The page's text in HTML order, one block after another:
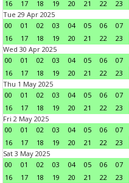
16 17 18 19 20 21 22
23
Tue 29 Apr 2025
00
01 02 03 04 05 06 07
16
17 18 19 20 21 22
23
Wed 30 Apr 2025
00
01 02 03 04 05 06 07
16
17 18 19 20 21 22
23
Thu 1 May 2025
00
01 02 03 04 05 06 07
16
17 18 19 20 21 22
23
Fri 2 May 2025
00
01 02 03 04 05 06 07
16
17 18 19 20 21 22
23
Sat 3 May 2025
00
01 02 03 04 05 06 07
16
17 18 19 20 21 22
23